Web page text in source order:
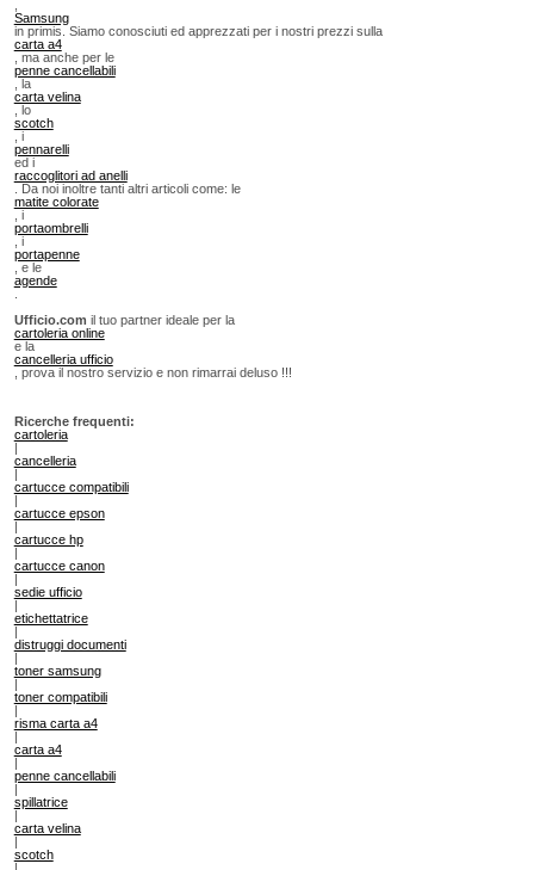
Samsung
in primis. Siamo conosciuti ed apprezzati per i nostri prezzi sulla
carta a4
, ma anche per le
penne cancellabili
, la
carta velina
, lo
scotch
, i
pennarelli
ed i
raccoglitori ad anelli
. Da noi inoltre tanti altri articoli come: le
matite colorate
, i
portaombrelli
, i
portapenne
, e le
agende
Ufficio.com il tuo partner ideale per la
cartoleria online
e la
cancelleria ufficio
, prova il nostro servizio e non rimarrai deluso !!!
Ricerche frequenti:
cartoleria
|
cancelleria
|
cartucce compatibili
|
cartucce epson
|
cartucce hp
|
cartucce canon
|
sedie ufficio
|
etichettatrice
|
distruggi documenti
|
toner samsung
|
toner compatibili
|
risma carta a4
|
carta a4
|
penne cancellabili
|
spillatrice
|
carta velina
|
scotch